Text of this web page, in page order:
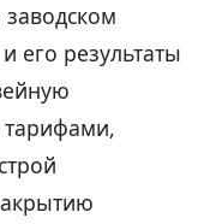
его результаты